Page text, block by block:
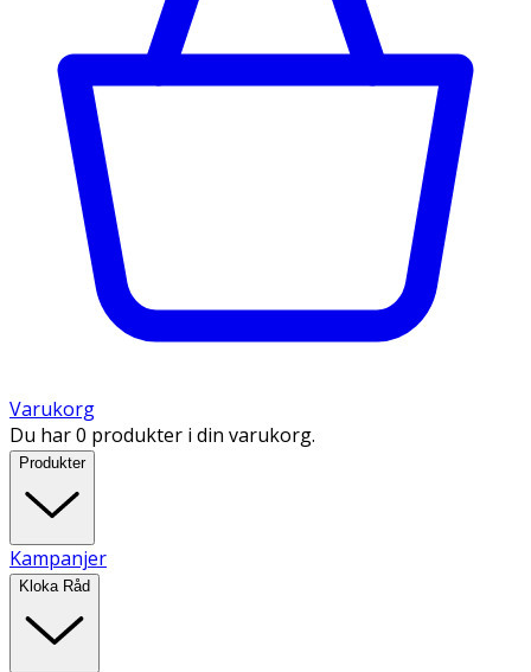
Varukorg
Du har 0 produkter i din varukorg.
Produkter
Kampanjer
Kloka Råd